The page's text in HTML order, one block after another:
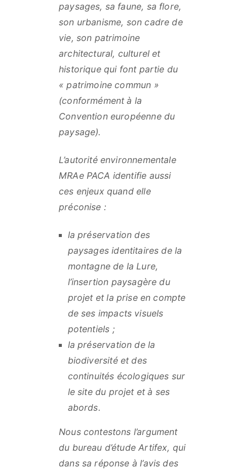
paysages, sa faune, sa flore,
son urbanisme, son cadre de
vie, son patrimoine
architectural, culturel et
historique qui font partie du
« patrimoine commun »
(conformément à la
Convention européenne du
paysage).
L’autorité environnementale
MRAe PACA identifie aussi
ces enjeux quand elle
préconise :
la préservation des
paysages identitaires de la
montagne de la Lure,
l’insertion paysagère du
projet et la prise en compte
de ses impacts visuels
potentiels ;
la préservation de la
biodiversité et des
continuités écologiques sur
le site du projet et à ses
abords.
Nous contestons l’argument
du bureau d’étude Artifex, qui
dans sa réponse à l’avis des